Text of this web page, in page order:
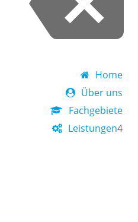
Home
Über uns
Fachgebiete
Leistungen4